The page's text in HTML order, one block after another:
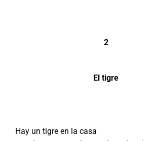
2
El tigre
Hay un tigre en la casa